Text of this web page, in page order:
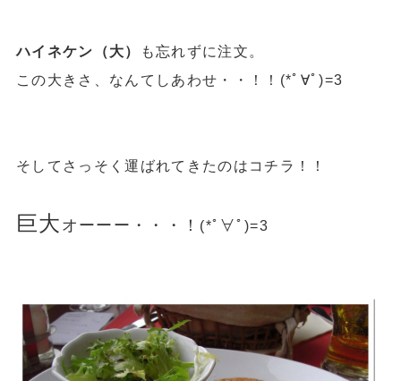
ハイネケン（大）
も忘れずに注文。
この大きさ、なんてしあわせ・・！！(*ﾟ∀ﾟ)=3
そしてさっそく運ばれてきたのはコチラ！！
巨大 オーーー・・・！ (*ﾟ∀ﾟ)=3